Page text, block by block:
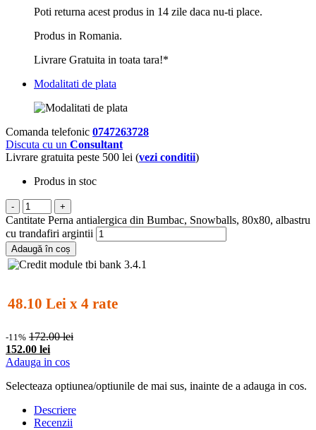
Poti returna acest produs in 14 zile daca nu-ti place.
Produs in Romania.
Livrare Gratuita in toata tara!*
Modalitati de plata
Comanda telefonic 0747263728
Discuta cu un Consultant
Livrare gratuita peste 500 lei (vezi conditii)
Produs in stoc
- +
Cantitate Perna antialergica din Bumbac, Snowballs, 80x80, albastru
cu trandafiri argintii
Adaugă în coș
48.10 Lei x 4 rate
-11% 172.00 lei
152.00 lei
Adauga in cos
Selecteaza optiunea/optiunile de mai sus, inainte de a adauga in cos.
Descriere
Recenzii